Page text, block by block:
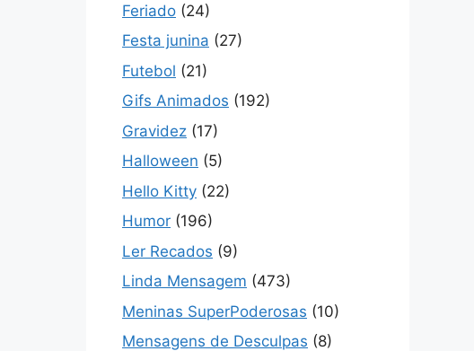
Feriado (24)
Festa junina (27)
Futebol (21)
Gifs Animados (192)
Gravidez (17)
Halloween (5)
Hello Kitty (22)
Humor (196)
Ler Recados (9)
Linda Mensagem (473)
Meninas SuperPoderosas (10)
Mensagens de Desculpas (8)